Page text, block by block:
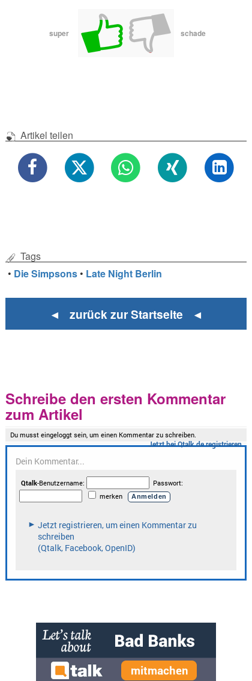
super schade
Artikel teilen
Tags
• Die Simpsons • Late Night Berlin
◄ zurück zur Startseite ◄
Schreibe den ersten Kommentar
zum Artikel